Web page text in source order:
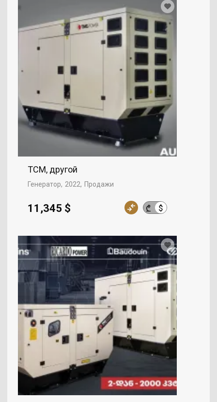
TCM, другой
Генератор 2022 Продажи
₾ $
11,345 $